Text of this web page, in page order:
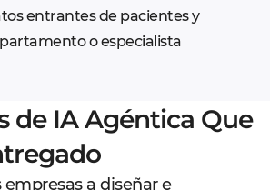
entrantes de pacientes y
o especialista
automatizada al fraude
inteligentes que monitorizan
el aprendizaje personalizado
a través de rutas de
para el descubrimiento de
para la planificación de itinerarios
viaje personalizados que se
de IA Agéntica Que
a diseñar e